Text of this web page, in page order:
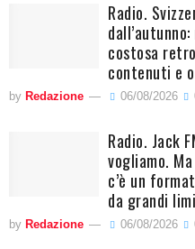
Radio.
costosa
contenuti e
by Redazione 06/08/2026
Radio. Jack
vogliamo.
c’è un
da grandi
by Redazione 06/08/2026